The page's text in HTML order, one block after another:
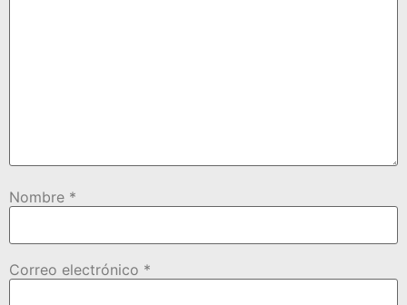
Nombre *
Correo electrónico *